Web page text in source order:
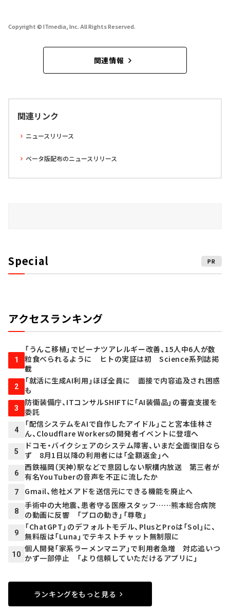
Copyright © ITmedia, Inc. All Rights Reserved.
関連情報
関連リンク
ニュースリリース
ベータ版配布のニュースリリース
Special PR
アクセスランキング
1
「うんこ移植」でピーナツアレルギー改善、15人中6人が数
粒食べられるように ヒトの実証は初 Science系列誌掲
載
2
「就活に生成AI利用」ほぼ全員に 面接で内容追及され困惑
も
3
防衛装備庁、ITコンサルSHIFTに「AI装備品」の審査支援を
委託
4
「配信システムをAIで自作したアイドル」こと宮本佳林さ
ん、Cloudflare Workersの開発者イベントに登壇へ
5
ドコモ・バイクシェアのシステム障害、いまだ全面復旧なら
ず 8月1日以降の利用者には「全額返金」へ
6
西鉄福岡（天神）駅などで意図しない駅構内放送 第三者が
有名YouTuberの音声を不正に流したか
7 Gmail、他社メアドを送信元にできる機能を廃止へ
8
手術中の大地震、患者守る医療スタッフ……熊本総合病院
の動画に反響 「プロの動き」「尊敬」
9
「ChatGPT」のデフォルトモデル、PlusとProは「Sol」に、
無料版は「Luna」でテキストチャット無制限に
10
個人開発「家系ラーメンマニア」で利用者急増 対応追いつ
かず一部停止 「より信頼していただけるアプリに」
ランキングをもっと見る